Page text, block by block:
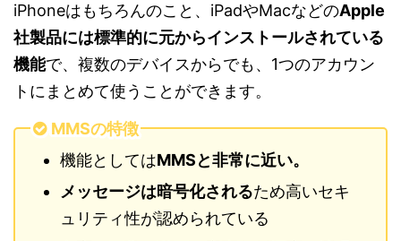
iPhoneはもちろんのこと、iPadやMacなどのApple
社製品には標準的に元からインストールされている
機能で、複数のデバイスからでも、1つのアカウン
トにまとめて使うことができます。
MMSの特徴
機能としてはMMSと非常に近い。
メッセージは暗号化されるため高いセキ
ュリティ性が認められている